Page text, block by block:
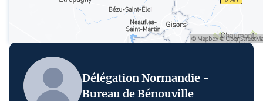
Délégation Normandie -
Bureau de Bénouville